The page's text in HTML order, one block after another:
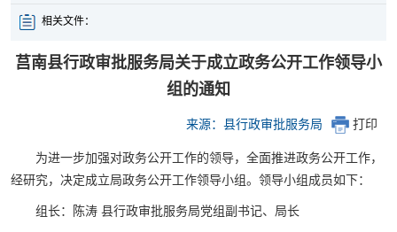
相关文件：
莒南县行政审批服务局关于成立政务公开工作领导小
组的通知
来源：县行政审批服务局 打印
为进一步加强对政务公开工作的领导，全面推进政务公开工作，
经研究，决定成立局政务公开工作领导小组。领导小组成员如下：
组长：陈涛 县行政审批服务局党组副书记、局长